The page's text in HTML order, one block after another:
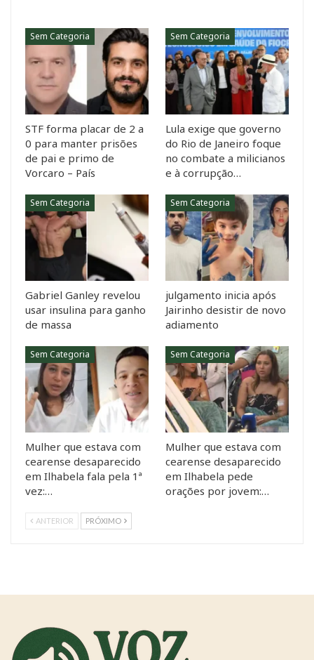
Sem Categoria
STF forma placar de 2 a
0 para manter prisões
de pai e primo de
Vorcaro – País
Sem Categoria
Lula exige que governo
do Rio de Janeiro foque
no combate a milicianos
e à corrupção…
Sem Categoria
Gabriel Ganley revelou
usar insulina para ganho
de massa
Sem Categoria
julgamento inicia após
Jairinho desistir de novo
adiamento
Sem Categoria
Mulher que estava com
cearense desaparecido
em Ilhabela fala pela 1ª
vez:…
Sem Categoria
Mulher que estava com
cearense desaparecido
em Ilhabela pede
orações por jovem:…
ANTERIOR PRÓXIMO